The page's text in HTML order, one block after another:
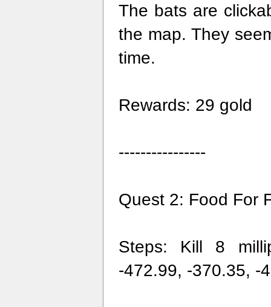
The bats are
the map. They
time.
Rewards: 29 gold
----------------
Quest 2: Food For
Steps: Kill 8
-472.99, -370.35, -